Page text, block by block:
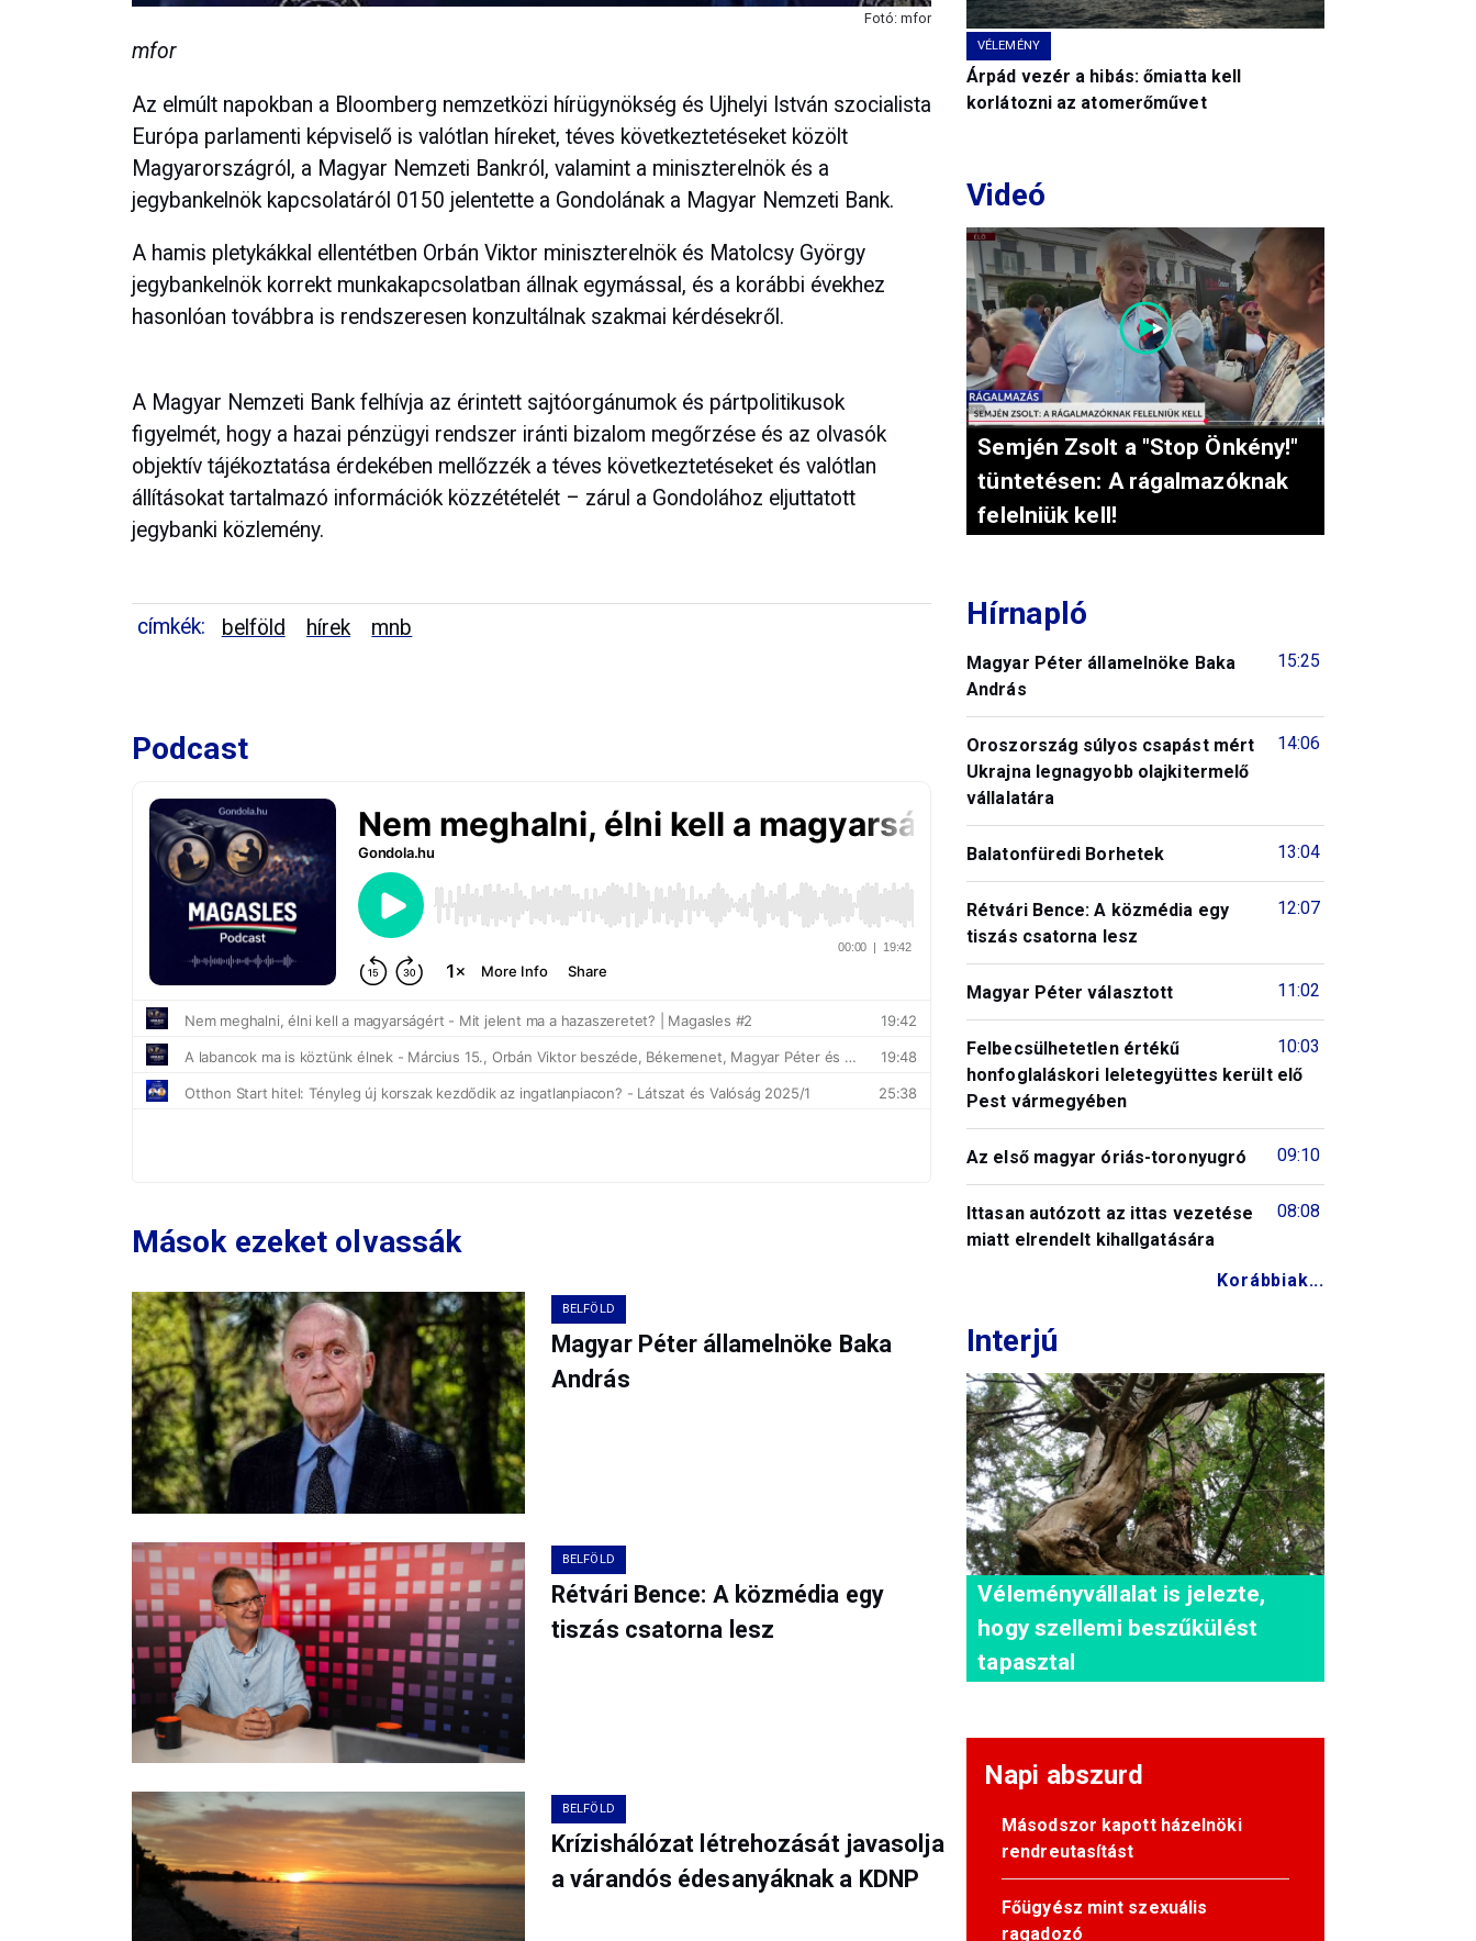
Fotó: mfor
mfor
Az elmúlt napokban a Bloomberg nemzetközi hírügynökség és Ujhelyi István szocialista
Európa parlamenti képviselő is valótlan híreket, téves következtetéseket közölt
Magyarországról, a Magyar Nemzeti Bankról, valamint a miniszterelnök és a
jegybankelnök kapcsolatáról 0150 jelentette a Gondolának a Magyar Nemzeti Bank.
A hamis pletykákkal ellentétben Orbán Viktor miniszterelnök és Matolcsy György
jegybankelnök korrekt munkakapcsolatban állnak egymással, és a korábbi évekhez
hasonlóan továbbra is rendszeresen konzultálnak szakmai kérdésekről.
A Magyar Nemzeti Bank felhívja az érintett sajtóorgánumok és pártpolitikusok
figyelmét, hogy a hazai pénzügyi rendszer iránti bizalom megőrzése és az olvasók
objektív tájékoztatása érdekében mellőzzék a téves következtetéseket és valótlan
állításokat tartalmazó információk közzétételét – zárul a Gondolához eljuttatott
jegybanki közlemény.
címkék: belföld hírek mnb
Podcast
Mások ezeket olvassák
BELFÖLD
Magyar Péter államelnöke Baka
András
BELFÖLD
Rétvári Bence: A közmédia egy
tiszás csatorna lesz
BELFÖLD
Krízishálózat létrehozását javasolja
a várandós édesanyáknak a KDNP
VÉLEMÉNY
Árpád vezér a hibás: őmiatta kell
korlátozni az atomerőművet
Videó
Semjén Zsolt a "Stop Önkény!"
tüntetésen: A rágalmazóknak
felelniük kell!
Hírnapló
15:25
Magyar Péter államelnöke Baka
András
14:06
Oroszország súlyos csapást mért
Ukrajna legnagyobb olajkitermelő
vállalatára
13:04
Balatonfüredi Borhetek
12:07
Rétvári Bence: A közmédia egy
tiszás csatorna lesz
11:02
Magyar Péter választott
10:03
Felbecsülhetetlen értékű
honfoglaláskori leletegyüttes került elő
Pest vármegyében
09:10
Az első magyar óriás-toronyugró
08:08
Ittasan autózott az ittas vezetése
miatt elrendelt kihallgatására
Korábbiak...
Interjú
Véleményvállalat is jelezte,
hogy szellemi beszűkülést
tapasztal
Napi abszurd
Másodszor kapott házelnöki
rendreutasítást
Főügyész mint szexuális
ragadozó